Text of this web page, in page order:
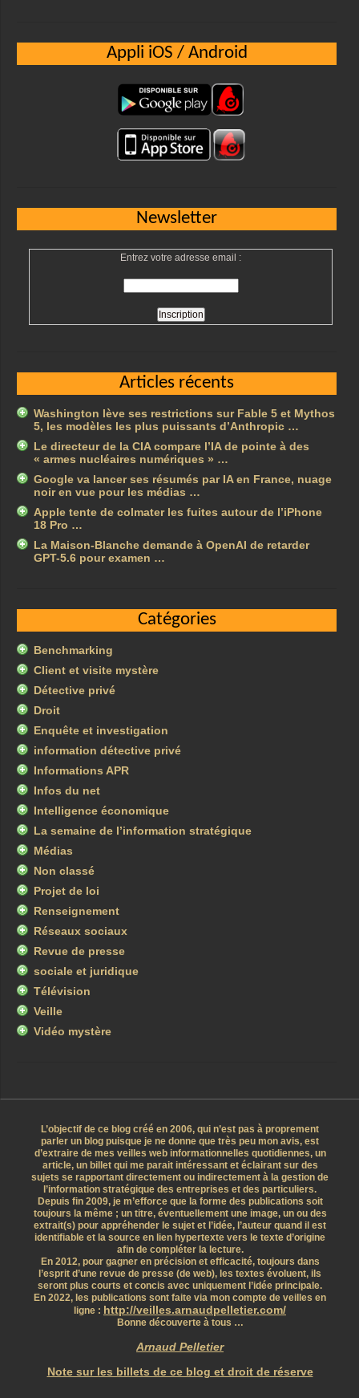
Appli iOS / Android
Newsletter
Entrez votre adresse email :
Articles récents
Washington lève ses restrictions sur Fable 5 et Mythos
5, les modèles les plus puissants d’Anthropic …
Le directeur de la CIA compare l’IA de pointe à des
« armes nucléaires numériques » …
Google va lancer ses résumés par IA en France, nuage
noir en vue pour les médias …
Apple tente de colmater les fuites autour de l’iPhone
18 Pro …
La Maison-Blanche demande à OpenAI de retarder
GPT-5.6 pour examen …
Catégories
Benchmarking
Client et visite mystère
Détective privé
Droit
Enquête et investigation
information détective privé
Informations APR
Infos du net
Intelligence économique
La semaine de l’information stratégique
Médias
Non classé
Projet de loi
Renseignement
Réseaux sociaux
Revue de presse
sociale et juridique
Télévision
Veille
Vidéo mystère
L’objectif de ce blog créé en 2006, qui n’est pas à proprement
parler un blog puisque je ne donne que très peu mon avis, est
d’extraire de mes veilles web informationnelles quotidiennes, un
article, un billet qui me parait intéressant et éclairant sur des
sujets se rapportant directement ou indirectement à la gestion de
l’information stratégique des entreprises et des particuliers.
Depuis fin 2009, je m’efforce que la forme des publications soit
toujours la même ; un titre, éventuellement une image, un ou des
extrait(s) pour appréhender le sujet et l’idée, l’auteur quand il est
identifiable et la source en lien hypertexte vers le texte d’origine
afin de compléter la lecture.
En 2012, pour gagner en précision et efficacité, toujours dans
l’esprit d’une revue de presse (de web), les textes évoluent, ils
seront plus courts et concis avec uniquement l’idée principale.
En 2022, les publications sont faite via mon compte de veilles en
ligne : http://veilles.arnaudpelletier.com/
Bonne découverte à tous …
Arnaud Pelletier
Note sur les billets de ce blog et droit de réserve